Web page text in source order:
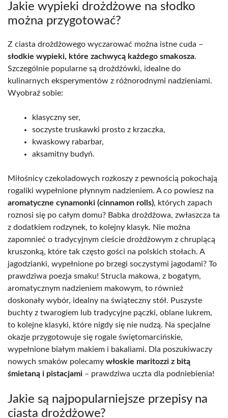
Jakie wypieki drożdżowe na słodko
można przygotować?
Z ciasta drożdżowego wyczarować można istne cuda –
słodkie wypieki, które zachwycą każdego smakosza.
Szczególnie popularne są drożdżówki, idealne do
kulinarnych eksperymentów z różnorodnymi nadzieniami.
Wyobraź sobie:
klasyczny ser,
soczyste truskawki prosto z krzaczka,
kwaskowy rabarbar,
aksamitny budyń.
Miłośnicy czekoladowych rozkoszy z pewnością pokochają
rogaliki wypełnione płynnym nadzieniem. A co powiesz na
aromatyczne cynamonki (cinnamon rolls), których zapach
roznosi się po całym domu? Babka drożdżowa, zwłaszcza ta
z dodatkiem rodzynek, to kolejny klasyk. Nie można
zapomnieć o tradycyjnym cieście drożdżowym z chrupiącą
kruszonką, które tak często gości na polskich stołach. A
jagodzianki, wypełnione po brzegi soczystymi jagodami? To
prawdziwa poezja smaku! Strucla makowa, z bogatym,
aromatycznym nadzieniem makowym, to również
doskonały wybór, idealny na świąteczny stół. Puszyste
buchty z twarogiem lub tradycyjne pączki, oblane lukrem,
to kolejne klasyki, które nigdy się nie nudzą. Na specjalne
okazje przygotowuje się rogale świętomarcińskie,
wypełnione białym makiem i bakaliami. Dla poszukiwaczy
nowych smaków polecamy włoskie maritozzi z bitą
śmietaną i pistacjami – prawdziwa uczta dla podniebienia!
Jakie są najpopularniejsze przepisy na
ciasta drożdżowe?